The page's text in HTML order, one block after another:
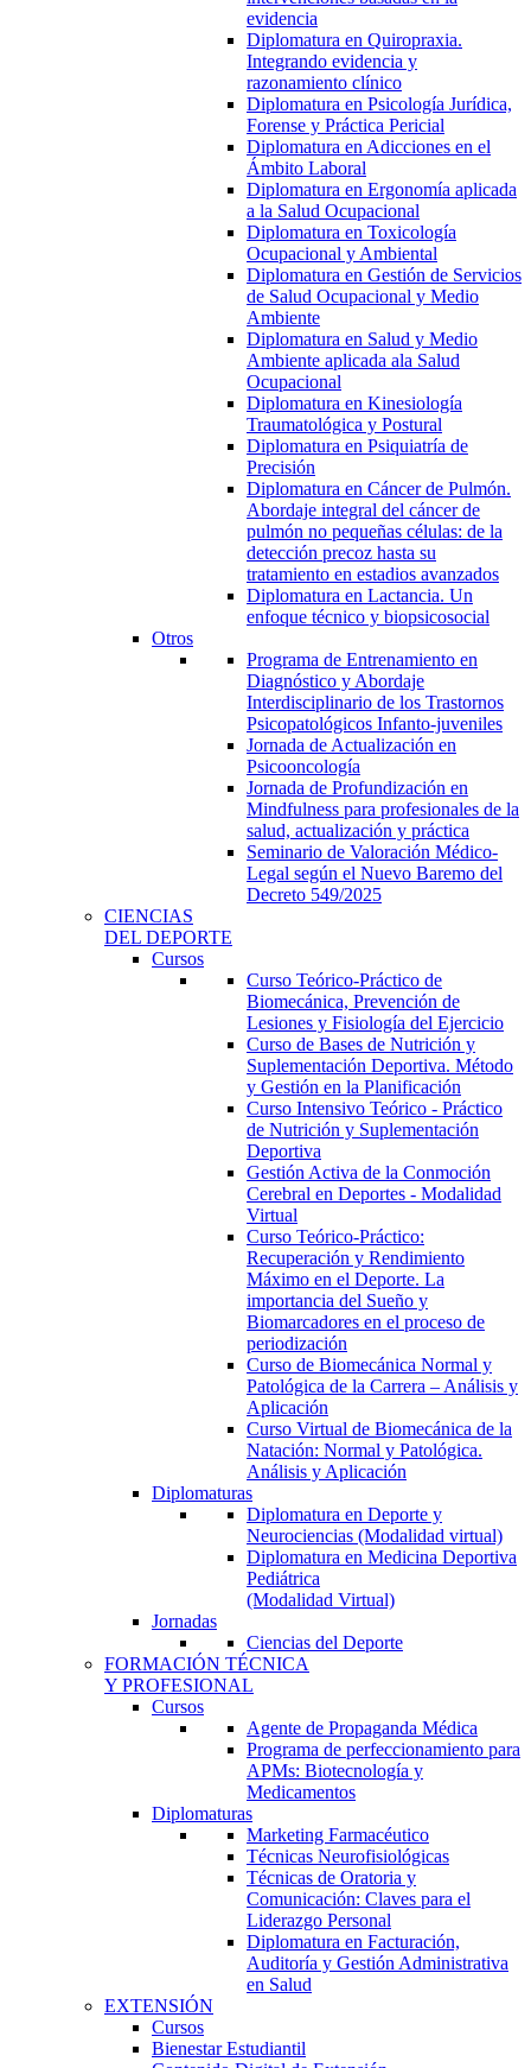
evidencia
Diplomatura en Quiropraxia.
Integrando evidencia y
razonamiento clínico
Diplomatura en Psicología Jurídica,
Forense y Práctica Pericial
Diplomatura en Adicciones en el
Ámbito Laboral
Diplomatura en Ergonomía aplicada
a la Salud Ocupacional
Diplomatura en Toxicología
Ocupacional y Ambiental
Diplomatura en Gestión de Servicios
de Salud Ocupacional y Medio
Ambiente
Diplomatura en Salud y Medio
Ambiente aplicada ala Salud
Ocupacional
Diplomatura en Kinesiología
Traumatológica y Postural
Diplomatura en Psiquiatría de
Precisión
Diplomatura en Cáncer de Pulmón.
Abordaje integral del cáncer de
pulmón no pequeñas células: de la
detección precoz hasta su
tratamiento en estadios avanzados
Diplomatura en Lactancia. Un
enfoque técnico y biopsicosocial
Otros
Programa de Entrenamiento en
Diagnóstico y Abordaje
Interdisciplinario de los Trastornos
Psicopatológicos Infanto-juveniles
Jornada de Actualización en
Psicooncología
Jornada de Profundización en
Mindfulness para profesionales de la
salud, actualización y práctica
Seminario de Valoración Médico-
Legal según el Nuevo Baremo del
Decreto 549/2025
CIENCIAS
DEL DEPORTE
Cursos
Curso Teórico-Práctico de
Biomecánica, Prevención de
Lesiones y Fisiología del Ejercicio
Curso de Bases de Nutrición y
Suplementación Deportiva. Método
y Gestión en la Planificación
Curso Intensivo Teórico - Práctico
de Nutrición y Suplementación
Deportiva
Gestión Activa de la Conmoción
Cerebral en Deportes - Modalidad
Virtual
Curso Teórico-Práctico:
Recuperación y Rendimiento
Máximo en el Deporte. La
importancia del Sueño y
Biomarcadores en el proceso de
periodización
Curso de Biomecánica Normal y
Patológica de la Carrera – Análisis y
Aplicación
Curso Virtual de Biomecánica de la
Natación: Normal y Patológica.
Análisis y Aplicación
Diplomaturas
Diplomatura en Deporte y
Neurociencias (Modalidad virtual)
Diplomatura en Medicina Deportiva
Pediátrica
(Modalidad Virtual)
Jornadas
Ciencias del Deporte
FORMACIÓN TÉCNICA
Y PROFESIONAL
Cursos
Agente de Propaganda Médica
Programa de perfeccionamiento para
APMs: Biotecnología y
Medicamentos
Diplomaturas
Marketing Farmacéutico
Técnicas Neurofisiológicas
Técnicas de Oratoria y
Comunicación: Claves para el
Liderazgo Personal
Diplomatura en Facturación,
Auditoría y Gestión Administrativa
en Salud
EXTENSIÓN
Cursos
Bienestar Estudiantil